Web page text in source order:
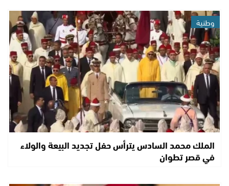
وطنية
الملك محمد السادس يترأس حفل تجديد البيعة والولاء
في قصر تطوان